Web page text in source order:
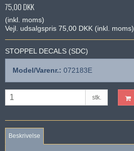
75,00 DKK
(inkl. moms)
Vejl. udsalgspris 75,00 DKK (inkl. moms)
STOPPEL DECALS (SDC)
Model/Varenr.: 072183E
stk.
Beskrivelse